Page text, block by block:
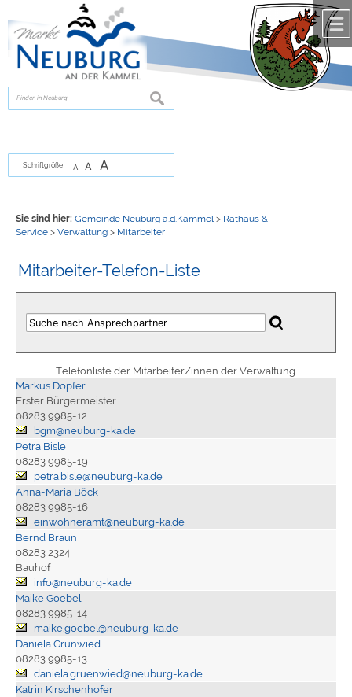
zur Navigationoder
springen.
suchen
Schriftgröße A A A
Sie sind hier: Gemeinde Neuburg a.d.Kammel > Rathaus &
Service> Verwaltung> Mitarbeiter
Mitarbeiter-Telefon-Liste
Telefonliste der Mitarbeiter/innen der Verwaltung
Markus Dopfer
Erster Bürgermeister
08283 9985-12
bgm@neuburg-ka.de
Petra Bisle
08283 9985-19
petra.bisle@neuburg-ka.de
Anna-Maria Böck
08283 9985-16
einwohneramt@neuburg-ka.de
Bernd Braun
08283 2324
Bauhof
info@neuburg-ka.de
Maike Goebel
08283 9985-14
maike.goebel@neuburg-ka.de
Daniela Grünwied
08283 9985-13
daniela.gruenwied@neuburg-ka.de
Katrin Kirschenhofer